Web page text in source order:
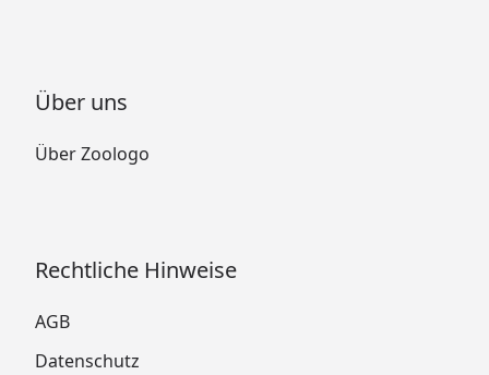
Über uns
Über Zoologo
Rechtliche Hinweise
AGB
Datenschutz